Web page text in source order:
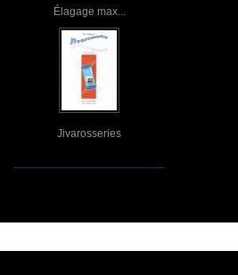
Élagage max...
Jivarosseries